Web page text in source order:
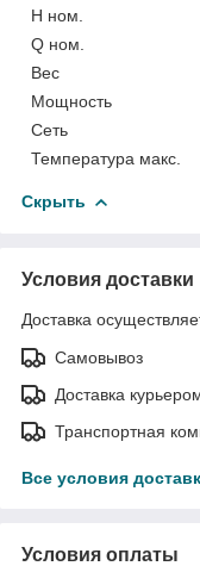
H ном.
Q ном.
Вес
Мощность
Сеть
Температура макс.
Скрыть
Условия доставки
Доставка
Самовывоз
Доставка
Транспортная
Все условия
Условия оплаты